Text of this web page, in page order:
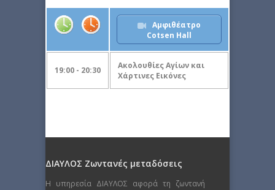
Αμφιθέατρο
Cotsen Hall
19:00 - 20:30
Ακολουθίες Αγίων και
Χάρτινες Εικόνες
ΔΙΑΥΛΟΣ Ζωντανές μεταδόσεις
Η υπηρεσία ΔΙΑΥΛΟΣ αφορά τη ζωντανή